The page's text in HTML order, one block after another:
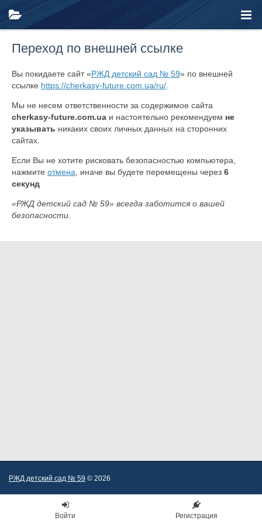
Переход по внешней ссылке
Вы покидаете сайт «РЖД детский сад № 59» по внешней
ссылке https://cherkasy-future.com.ua/ru/
Мы не несем ответственности за содержимое сайта
cherkasy-future.com.ua и настоятельно рекомендуем не
указывать никаких своих личных данных на сторонних
сайтах.
Если Вы не хотите рисковать безопасностью компьютера,
нажмите отмена , иначе вы будете перемещены через 6
секунд
«РЖД детский сад № 59» всегда заботится о вашей
безопасности.
РЖД детский сад № 59 © 2026
Войти Регистрация